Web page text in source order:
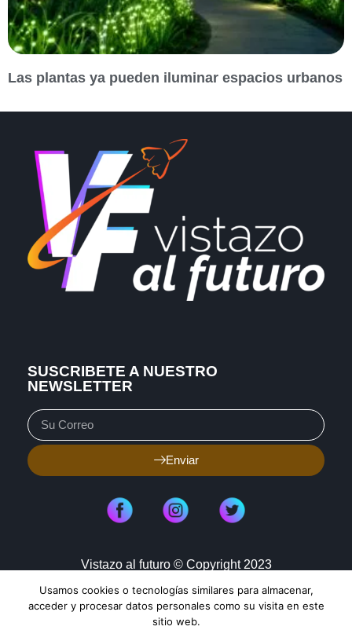
Las plantas ya pueden iluminar espacios urbanos
SUSCRIBETE A NUESTRO
NEWSLETTER
Enviar
Vistazo al futuro © Copyright 2023
Aviso de Privacidad
Política de Cookies
Mapa de Sitio
Usamos cookies o tecnologías similares para almacenar,
acceder y procesar datos personales como su visita en este
sitio web.